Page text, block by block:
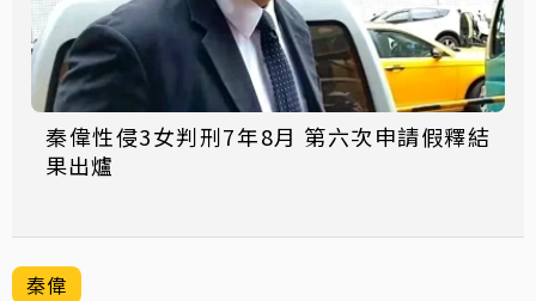
秦偉性侵3女判刑7年8月 第六次申請假釋結
果出爐
秦偉